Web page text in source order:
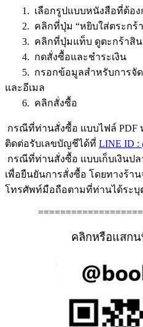
1. เลือกรูปแบบหนังสือที่ต้อง
2. คลิกที่ปุ่ม “หยิบใส่ตระกร้
3. คลิกที่ปุ่มแท็บ ดูตะกร้าสิน
4. กดสั่งซื้อและชำระเงิน
5. กรอกข้อมูลสำหรับการจัด
และอีเมล
6. คลิกสั่งซื้อ
กรณีที่ท่านสั่งซื้อ แบบไฟล์ PDF
ติดต่อรับเลขบัญชีได้ที่ LINE ID :
กรณีที่ท่านสั่งซื้อ แบบเก็บเงินป
เพื่อยืนยันการสั่งซื้อ โดยทางร้า
โทรศัพท์มือถือตามที่ท่านได้ระบุ
คลิกหรือแสกน